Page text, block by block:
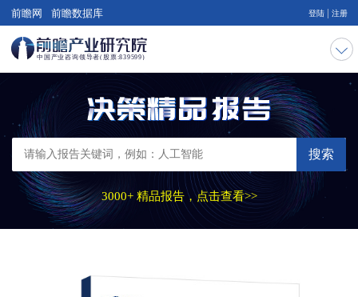
前瞻网 前瞻数据库 登陆 注册
搜索
3000+ 精品报告，点击查看>>